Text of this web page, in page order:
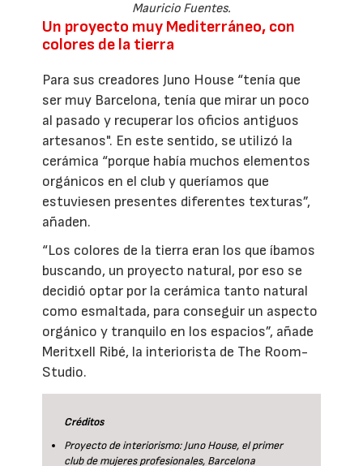
Mauricio Fuentes.
Un proyecto muy Mediterráneo, con
colores de la tierra
Para sus creadores Juno House “tenía que
ser muy Barcelona, tenía que mirar un poco
al pasado y recuperar los oficios antiguos
artesanos". En este sentido, se utilizó la
cerámica “porque había muchos elementos
orgánicos en el club y queríamos que
estuviesen presentes diferentes texturas”,
añaden.
“Los colores de la tierra eran los que íbamos
buscando, un proyecto natural, por eso se
decidió optar por la cerámica tanto natural
como esmaltada, para conseguir un aspecto
orgánico y tranquilo en los espacios”, añade
Meritxell Ribé, la interiorista de The Room-
Studio.
Créditos
Proyecto de interiorismo: Juno House, el primer
club de mujeres profesionales, Barcelona